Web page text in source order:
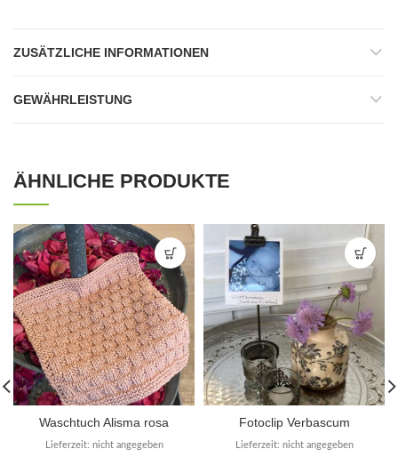
ZUSÄTZLICHE INFORMATIONEN
GEWÄHRLEISTUNG
ÄHNLICHE PRODUKTE
Waschtuch Alisma rosa
Lieferzeit: nicht angegeben
Fotoclip Verbascum
Lieferzeit: nicht angegeben